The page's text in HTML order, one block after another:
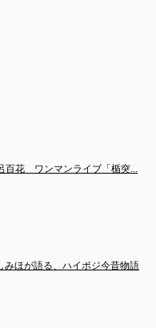
百花　ワンマンライブ「楯突...
みほが語る、ハイポジ今昔物語